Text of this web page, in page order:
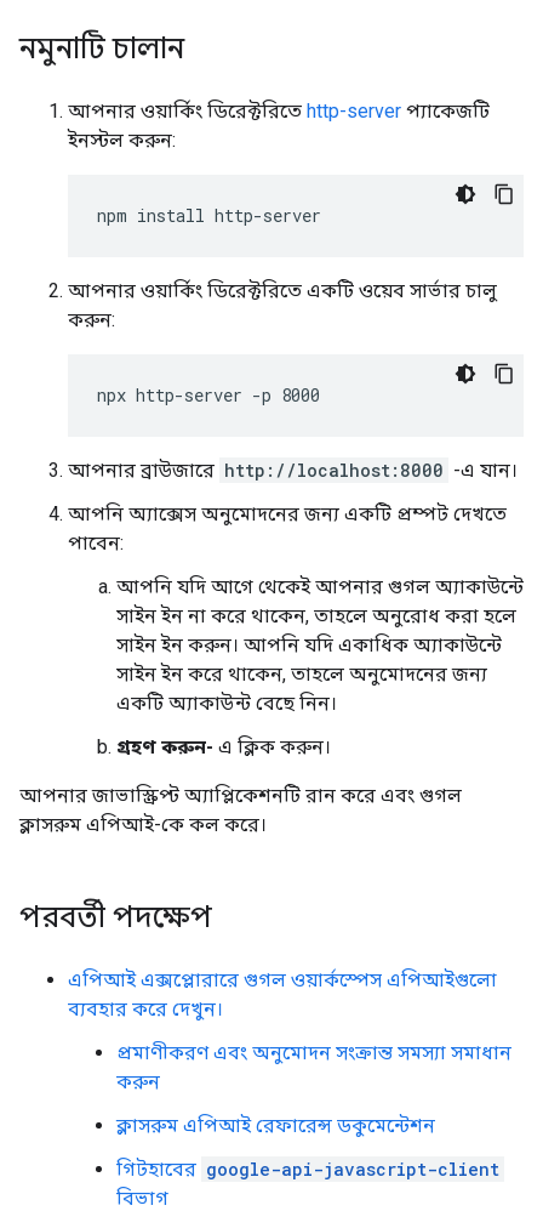
নমুনাটি চালান
আপনার ওয়ার্কিং ডিরেক্টরিতে http-server প্যাকেজটি
ইনস্টল করুন:
আপনার ওয়ার্কিং ডিরেক্টরিতে একটি ওয়েব সার্ভার চালু
করুন:
আপনার ব্রাউজারে http://localhost:8000 -এ যান।
আপনি অ্যাক্সেস অনুমোদনের জন্য একটি প্রম্পট দেখতে
পাবেন:
আপনি যদি আগে থেকেই আপনার গুগল অ্যাকাউন্টে
সাইন ইন না করে থাকেন, তাহলে অনুরোধ করা হলে
সাইন ইন করুন। আপনি যদি একাধিক অ্যাকাউন্টে
সাইন ইন করে থাকেন, তাহলে অনুমোদনের জন্য
একটি অ্যাকাউন্ট বেছে নিন।
গ্রহণ করুন- এ ক্লিক করুন।
আপনার জাভাস্ক্রিপ্ট অ্যাপ্লিকেশনটি রান করে এবং গুগল
ক্লাসরুম এপিআই-কে কল করে।
পরবর্তী পদক্ষেপ
এপিআই এক্সপ্লোরারে গুগল ওয়ার্কস্পেস এপিআইগুলো
ব্যবহার করে দেখুন।
প্রমাণীকরণ এবং অনুমোদন সংক্রান্ত সমস্যা সমাধান
করুন
ক্লাসরুম এপিআই রেফারেন্স ডকুমেন্টেশন
গিটহাবের google-api-javascript-client
বিভাগ